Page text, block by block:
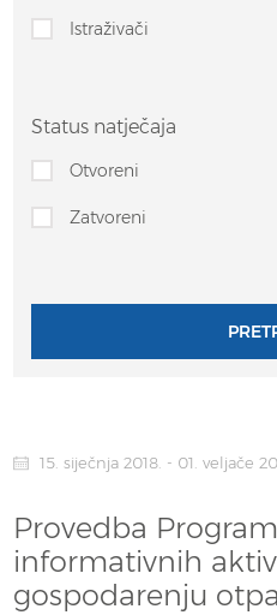
Istraživači
Status natječaja
Otvoreni
Zatvoreni
15. siječnja 2018. - 01. veljače
Provedba
informativnih
gospodarenju